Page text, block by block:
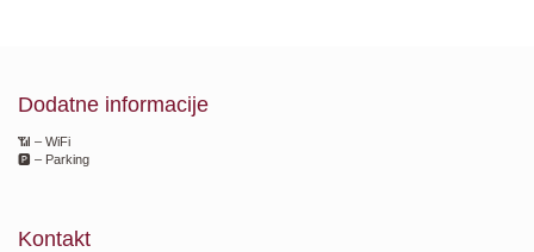
Dodatne informacije
📶 – WiFi
🅿️ – Parking
Kontakt